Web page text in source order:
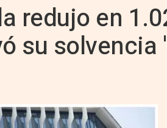
redujo en
su solvencia